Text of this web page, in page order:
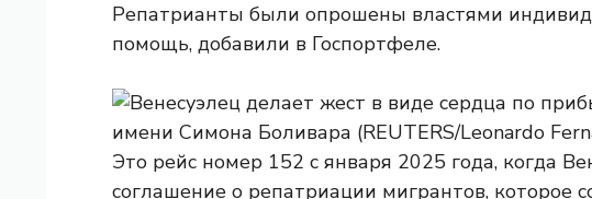
Репатрианты были опрошены властями
помощь, добавили в Госпортфеле.
Это рейс номер 152 с января 2025 года, когда
соглашение о репатриации мигрантов, которое